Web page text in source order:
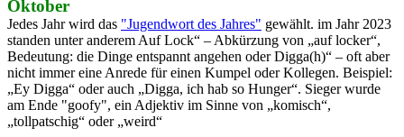
Oktober
Jedes Jahr wird das "Jugendwort des Jahres" gewählt. im Jahr 2023
standen unter anderem Auf Lock“ – Abkürzung von „auf locker“,
Bedeutung: die Dinge entspannt angehen oder Digga(h)“ – oft aber
nicht immer eine Anrede für einen Kumpel oder Kollegen. Beispiel:
„Ey Digga“ oder auch „Digga, ich hab so Hunger“. Sieger wurde
am Ende "goofy", ein Adjektiv im Sinne von „komisch“,
„tollpatschig“ oder „weird“